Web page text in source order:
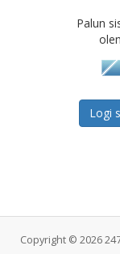
Palun
Copyright © 2026